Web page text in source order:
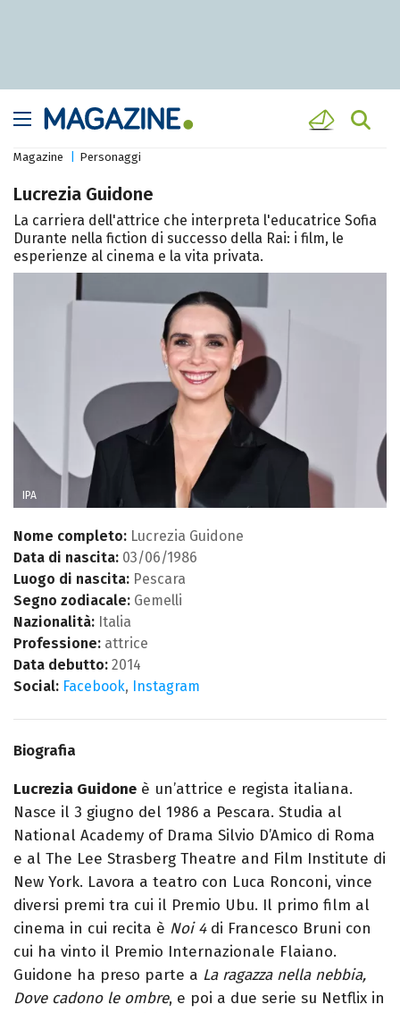
Magazine Personaggi
Lucrezia Guidone
La carriera dell'attrice che interpreta l'educatrice Sofia
Durante nella fiction di successo della Rai: i film, le
esperienze al cinema e la vita privata.
IPA
Nome completo: Lucrezia Guidone
Data di nascita: 03/06/1986
Luogo di nascita: Pescara
Segno zodiacale: Gemelli
Nazionalità: Italia
Professione: attrice
Data debutto: 2014
Social: Facebook, Instagram
Biografia
Lucrezia Guidone è un’attrice e regista italiana.
Nasce il 3 giugno del 1986 a Pescara. Studia al
National Academy of Drama Silvio D’Amico di Roma
e al The Lee Strasberg Theatre and Film Institute di
New York. Lavora a teatro con Luca Ronconi, vince
diversi premi tra cui il Premio Ubu. Il primo film al
cinema in cui recita è Noi 4di Francesco Bruni con
cui ha vinto il Premio Internazionale Flaiano.
Guidone ha preso parte a La ragazza nella nebbia,
Dove cadono le ombre, e poi a due serie su Netflix in